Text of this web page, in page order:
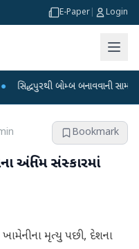
E-Paper Login
બોમ્બ બનાવવાની સામગ્રી સાથે
Bookmark
અંતિમ સંસ્કારમાં
મૃત્યુ પછી, દેશના